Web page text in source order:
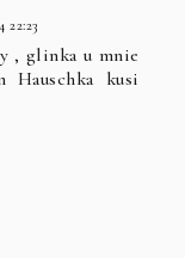
22:23
, glinka u mnie
Hauschka kusi